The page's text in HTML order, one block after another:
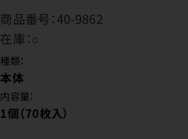
商品番号：40-9862
在庫：○
種類：
本体
内容量：
1個（70枚入）